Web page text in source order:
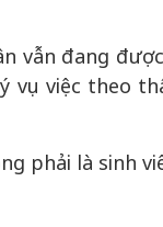
vẫn đang
việc theo
phải là sinh